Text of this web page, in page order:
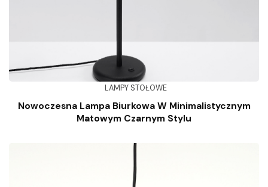
LAMPY STOŁOWE
Nowoczesna Lampa Biurkowa W Minimalistycznym
Matowym Czarnym Stylu